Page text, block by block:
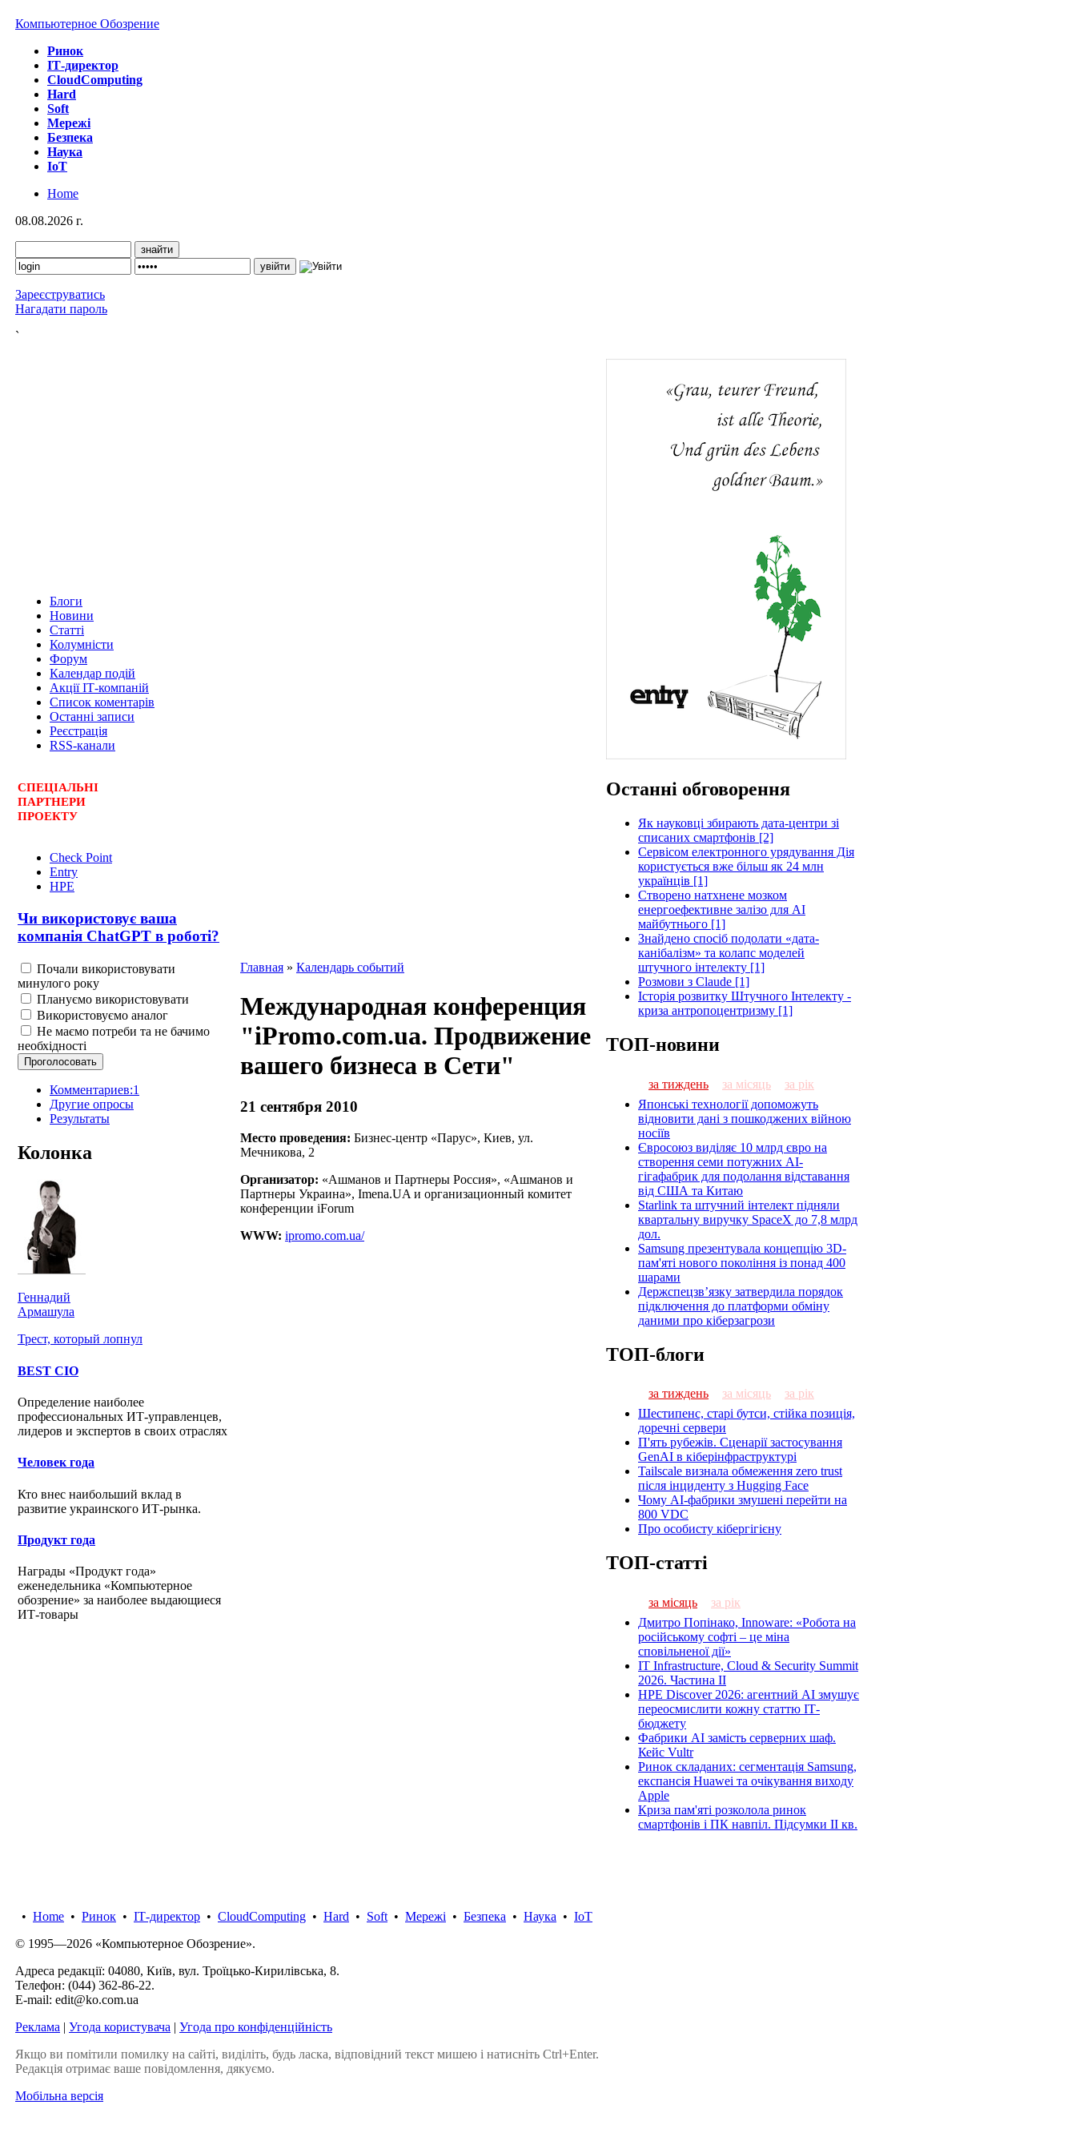
Компьютерное Обозрение
Ринок
IТ-директор
CloudComputing
Hard
Soft
Мережі
Безпека
Наука
IoT
Home
08.08.2026 г.
Зареєструватись
Нагадати пароль
`
Блоги
Новини
Статті
Колумністи
Форум
Календар подій
Акції ІТ-компаній
Список коментарів
Останні записи
Реєстрація
RSS-канали
СПЕЦІАЛЬНІ
ПАРТНЕРИ
ПРОЕКТУ
Check Point
Entry
HPE
Чи використовує ваша
компанія ChatGPT в роботі?
Почали використовувати
минулого року
Плануємо використовувати
Використовуємо аналог
Не маємо потреби та не бачимо
необхідності
Комментариев:1
Другие опросы
Результаты
Колонка
Геннадий
Армашула
Трест, который лопнул
BEST CIO
Определение наиболее
профессиональных ИТ-управленцев,
лидеров и экспертов в своих отраслях
Человек года
Кто внес наибольший вклад в
развитие украинского ИТ-рынка.
Продукт года
Награды «Продукт года»
еженедельника «Компьютерное
обозрение» за наиболее выдающиеся
ИТ-товары
Главная » Календарь событий
Международная конференция
"iPromo.com.ua. Продвижение
вашего бизнеса в Сети"
21 сентября 2010
Место проведения: Бизнес-центр «Парус», Киев, ул.
Мечникова, 2
Организатор: «Ашманов и Партнеры Россия», «Ашманов и
Партнеры Украина», Imena.UA и организационный комитет
конференции iForum
WWW: ipromo.com.ua/
Останні обговорення
Як науковці збирають дата-центри зі
списаних смартфонів [2]
Сервісом електронного урядування Дія
користується вже більш як 24 млн
українців [1]
Створено натхнене мозком
енергоефективне залізо для AI
майбутнього [1]
Знайдено спосіб подолати «дата-
канібалізм» та колапс моделей
штучного інтелекту [1]
Розмови з Claude [1]
Історія розвитку Штучного Інтелекту -
криза антропоцентризму [1]
ТОП-новини
за тиждень за місяць
за рік
Японські технології допоможуть
відновити дані з пошкоджених війною
носіїв
Євросоюз виділяє 10 млрд євро на
створення семи потужних AI-
гігафабрик для подолання відставання
від США та Китаю
Starlink та штучний інтелект підняли
квартальну виручку SpaceX до 7,8 млрд
дол.
Samsung презентувала концепцію 3D-
пам'яті нового покоління із понад 400
шарами
Держспецзв’язку затвердила порядок
підключення до платформи обміну
даними про кіберзагрози
ТОП-блоги
за тиждень за місяць
за рік
Шестипенс, старі бутси, стійка позиція,
доречні сервери
П'ять рубежів. Сценарії застосування
GenAI в кіберінфраструктурі
Tailscale визнала обмеження zero trust
після інциденту з Hugging Face
Чому AI-фабрики змушені перейти на
800 VDC
Про особисту кібергігієну
ТОП-статті
за місяць
за рік
Дмитро Попінако, Innoware: «Робота на
російському софті – це міна
сповільненої дії»
IT Infrastructure, Cloud & Security Summit
2026. Частина ІІ
HPE Discover 2026: агентний AI змушує
переосмислити кожну статтю ІТ-
бюджету
Фабрики AI замість серверних шаф.
Кейс Vultr
Ринок складаних: сегментація Samsung,
експансія Huawei та очікування виходу
Apple
Криза пам'яті розколола ринок
смартфонів і ПК навпіл. Підсумки ІІ кв.
• Home • Ринок • IТ-директор • CloudComputing • Hard • Soft • Мережі • Безпека • Наука • IoT
© 1995—2026 «Компьютерное Обозрение».
Адреса редакції: 04080, Київ, вул. Троїцько-Кирилівська, 8.
Телефон: (044) 362-86-22.
E-mail: edit@ko.com.ua
Реклама | Угода користувача | Угода про конфіденційність
Якщо ви помітили помилку на сайті, виділіть, будь ласка, відповідний текст мишею і натисніть Ctrl+Enter.
Редакція отримає ваше повідомлення, дякуємо.
Мобільна версія